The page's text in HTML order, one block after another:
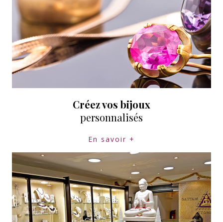
Créez vos bijoux
personnalisés
En savoir +